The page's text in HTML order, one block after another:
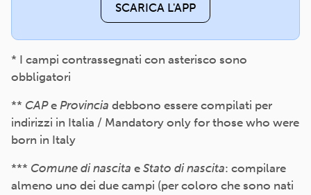
SCARICA L'APP
* I campi contrassegnati con asterisco sono
obbligatori
** CAPe Provincia debbono essere compilati per
indirizzi in Italia / Mandatory only for those who were
born in Italy
*** Comune di nascita e Stato di nascita: compilare
almeno uno dei due campi (per coloro che sono nati